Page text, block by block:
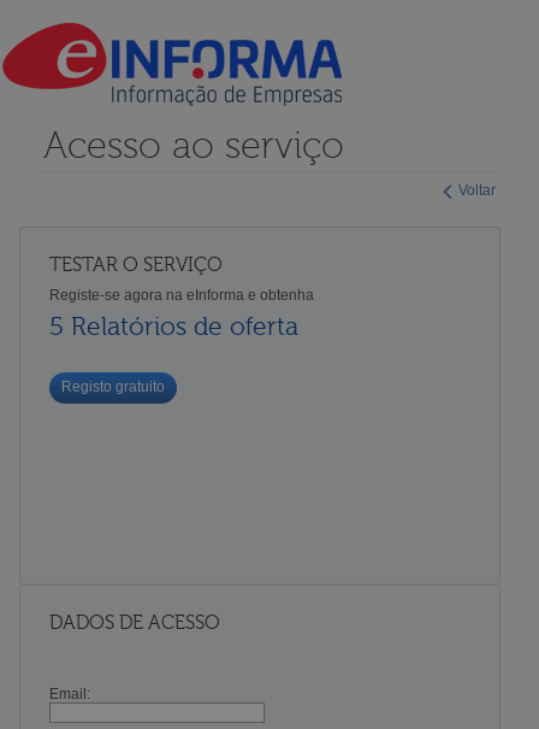
Voltar
Acesso ao serviço
TESTAR O SERVIÇO
Registe-se agora na eInforma e obtenha
5 Relatórios de oferta
Registo gratuito
DADOS DE ACESSO
Email: